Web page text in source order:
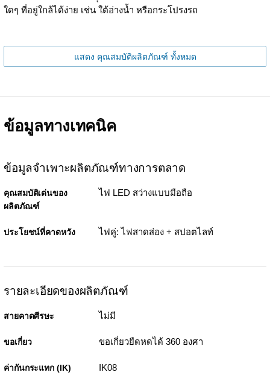
ใดๆ ที่อยู่ใกล้ได้ง่าย เช่น ใต้อ่างน้ำ หรือกระโปรงรถ
แสดง คุณสมบัติผลิตภัณฑ์ ทั้งหมด
ข้อมูลทางเทคนิค
ข้อมูลจำเพาะผลิตภัณฑ์ทางการตลาด
คุณสมบัติเด่นของ
ผลิตภัณฑ์
ไฟ LED สว่างแบบมือถือ
ประโยชน์ที่คาดหวัง ไฟคู่: ไฟสาดส่อง + สปอตไลท์
รายละเอียดของผลิตภัณฑ์
สายคาดศีรษะ ไม่มี
ขอเกี่ยว ขอเกี่ยวยืดหดได้ 360 องศา
ค่ากันกระแทก (IK) IK08